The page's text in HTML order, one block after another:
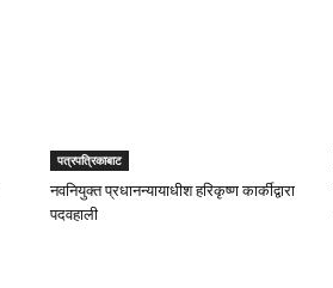
पत्रपत्रिकाबाट
नवनियुक्त प्रधानन्यायाधीश हरिकृष्ण कार्कीद्वारा
पदवहाली